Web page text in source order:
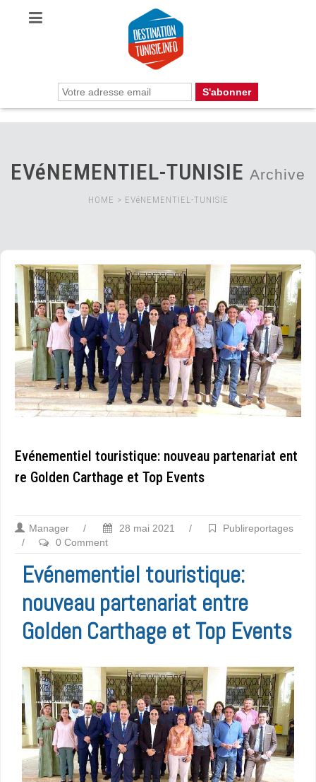
EVéNEMENTIEL-TUNISIE Archive
HOME > EVéNEMENTIEL-TUNISIE
Evénementiel touristique: nouveau partenariat ent
re Golden Carthage et Top Events
Manager / 28 mai 2021 /
Publireportages
/
0 Comment
Evénementiel touristique:
nouveau partenariat entre
Golden Carthage et Top Events